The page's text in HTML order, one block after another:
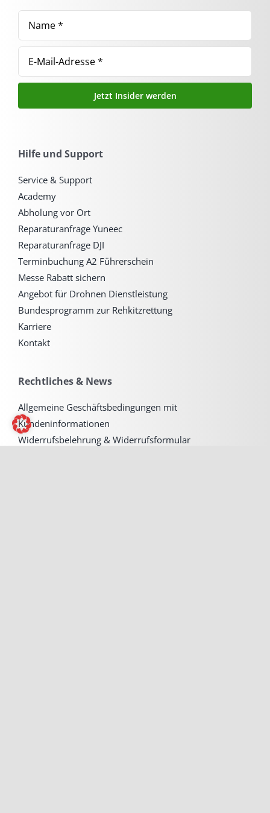
Jetzt Insider werden
Hilfe und Support
Service & Support
Academy
Abholung vor Ort
Reparaturanfrage Yuneec
Reparaturanfrage DJI
Terminbuchung A2 Führerschein
Messe Rabatt sichern
Angebot für Drohnen Dienstleistung
Bundesprogramm zur Rehkitzrettung
Karriere
Kontakt
Rechtliches & News
Allgemeine Geschäftsbedingungen mit
Kundeninformationen
Widerrufsbelehrung & Widerrufsformular